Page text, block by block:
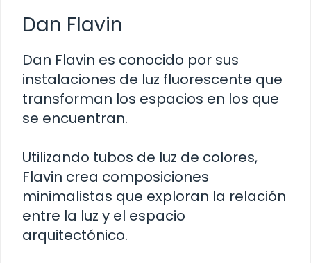
Dan Flavin
Dan Flavin es conocido por sus
instalaciones de luz fluorescente que
transforman los espacios en los que
se encuentran.
Utilizando tubos de luz de colores,
Flavin crea composiciones
minimalistas que exploran la relación
entre la luz y el espacio
arquitectónico.